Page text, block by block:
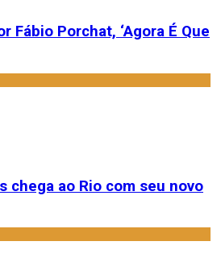
Fábio Porchat, ‘Agora É Que
chega ao Rio com seu novo